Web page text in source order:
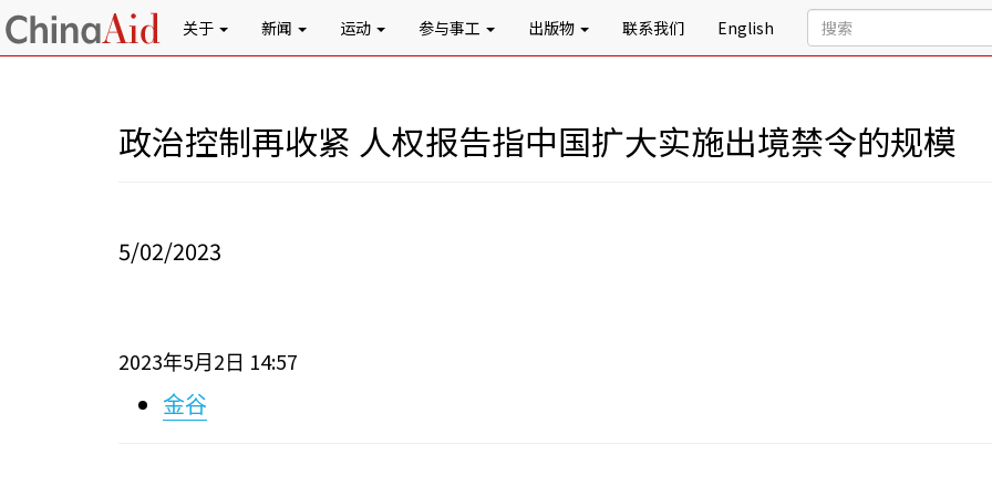
关于 新闻 运动 参与事工 出版物 联系我们 English
政治控制再收紧 人权报告指中国扩大实施出境禁令的规模
5/02/2023
2023年5月 2 日 14:57
金谷